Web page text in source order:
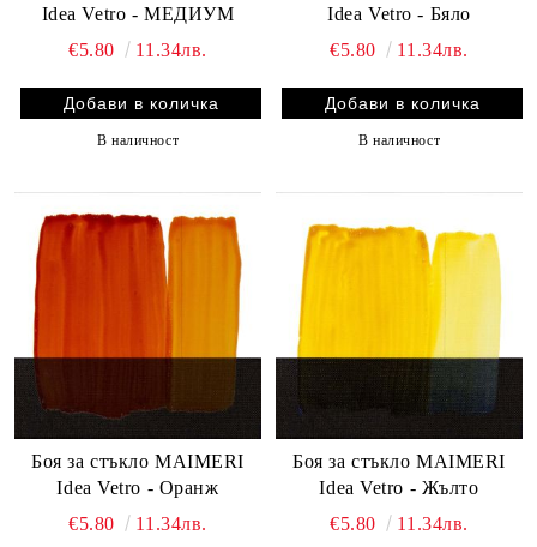
Idea Vetro - МЕДИУМ
€5.80
11.34лв.
В наличност
Idea Vetro - Бяло
€5.80
11.34лв.
В наличност
Боя за стъкло MAIMERI
Idea Vetro - Оранж
€5.80
11.34лв.
Боя за стъкло MAIMERI
Idea Vetro - Жълто
€5.80
11.34лв.